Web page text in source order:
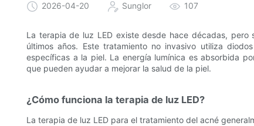
2026-04-20 Sunglor 107
La terapia de luz LED existe desde hace décadas,
últimos años. Este tratamiento no invasivo utiliza
específicas a la piel. La energía lumínica es absorbida
que pueden ayudar a mejorar la salud de la piel.
¿Cómo funciona la terapia de luz LED?
La terapia de luz LED para el tratamiento del acné